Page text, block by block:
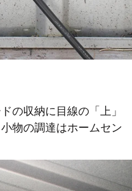
の収納に目線の「上」
物の調達はホームセン